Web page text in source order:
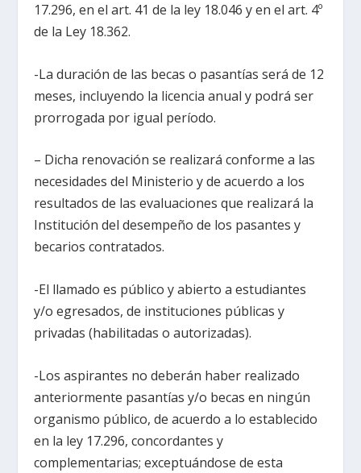
17.296, en el art. 41 de la ley 18.046 y en el art. 4º
de la Ley 18.362.
-La duración de las becas o pasantías será de 12
meses, incluyendo la licencia anual y podrá ser
prorrogada por igual período.
– Dicha renovación se realizará conforme a las
necesidades del Ministerio y de acuerdo a los
resultados de las evaluaciones que realizará la
Institución del desempeño de los pasantes y
becarios contratados.
-El llamado es público y abierto a estudiantes
y/o egresados, de instituciones públicas y
privadas (habilitadas o autorizadas).
-Los aspirantes no deberán haber realizado
anteriormente pasantías y/o becas en ningún
organismo público, de acuerdo a lo establecido
en la ley 17.296, concordantes y
complementarias; exceptuándose de esta